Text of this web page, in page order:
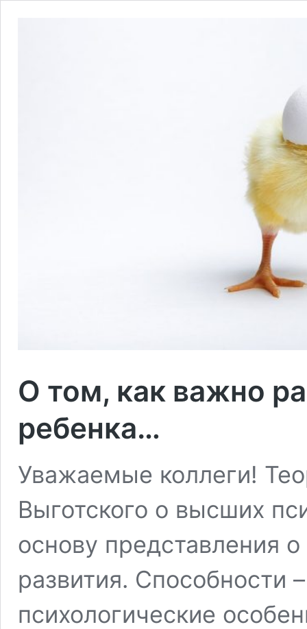
О том, как важно
ребенка…
Уважаемые коллеги!
Выготского о высших
основу представления
развития. Способности
психологические